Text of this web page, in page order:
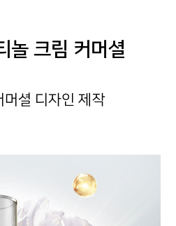
놀 크림 커머셜
머셜 디자인 제작